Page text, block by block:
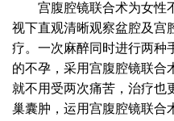
宫腹腔镜联合术为女性
视下直观清晰观察盆腔及宫
疗。一次麻醉同时进行两种
的不孕，采用宫腹腔镜联合
就不用受两次痛苦，治疗也
巢囊肿，运用宫腹腔镜联合